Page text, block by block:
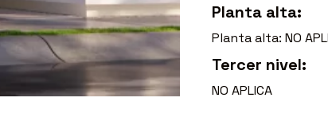
Planta alta:
Planta alta: NO
Tercer nivel:
NO APLICA